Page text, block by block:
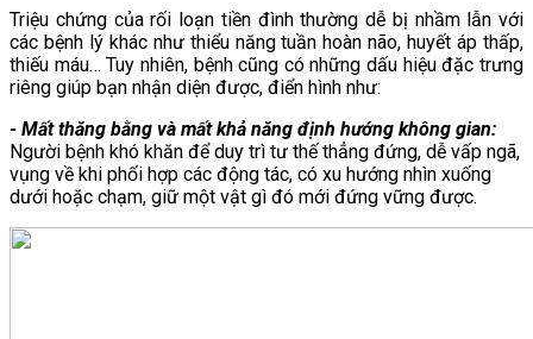
Triệu chứng của rối loạn tiền đình thường dễ bị nhầm lẫn với
các bệnh lý khác như thiểu năng tuần hoàn não, huyết áp thấp,
thiếu máu… Tuy nhiên, bệnh cũng có những dấu hiệu đặc trưng
riêng giúp bạn nhận diện được, điển hình như:
- Mất thăng bằng và mất khả năng định hướng không gian:
Người bệnh khó khăn để duy trì tư thế thẳng đứng, dễ vấp ngã,
vụng về khi phối hợp các động tác, có xu hướng nhìn xuống
dưới hoặc chạm, giữ một vật gì đó mới đứng vững được.